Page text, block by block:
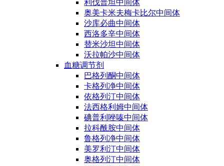
利伐普坦中间体
奥美卡米夫梅卡比尔中间体
沙库必曲中间体
西洛多辛中间体
替米沙坦中间体
沃拉帕沙中间体
血糖调节剂
巴格列酮中间体
卡格列净中间体
依格列汀中间体
法西格利姆中间体
碘普利唑嗪中间体
拉科酰胺中间体
鲁格列净中间体
美罗利汀中间体
奥格列汀中间体